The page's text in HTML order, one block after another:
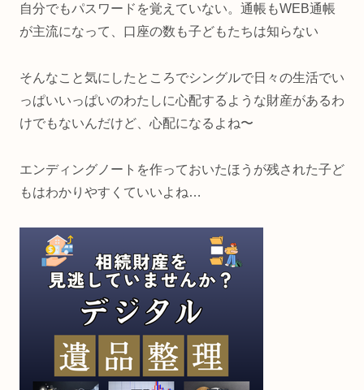
自分でもパスワードを覚えていない。通帳もWEB通帳
が主流になって、口座の数も子どもたちは知らない
そんなこと気にしたところでシングルで日々の生活でい
っぱいいっぱいのわたしに心配するような財産があるわ
けでもないんだけど、心配になるよね〜
エンディングノートを作っておいたほうが残された子ど
もはわかりやすくていいよね…